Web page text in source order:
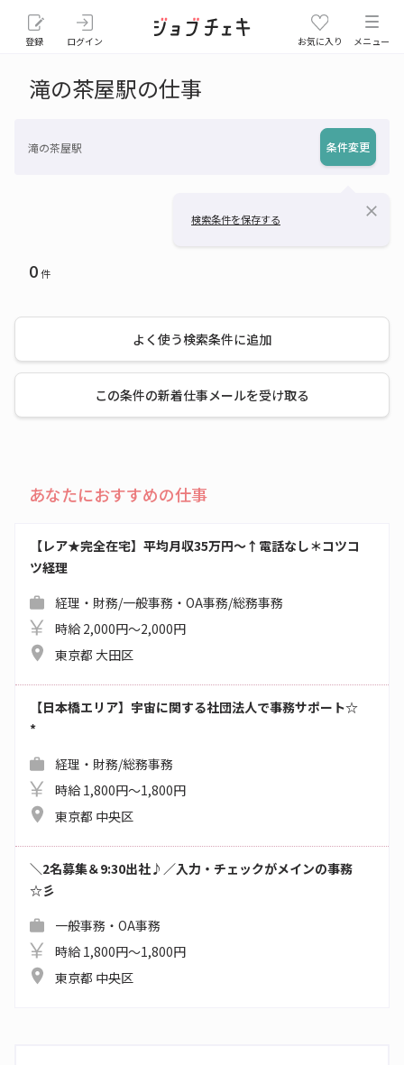
登録 ログイン お気に入り メニュー
滝の茶屋駅の仕事
滝の茶屋駅 条件変更
検索条件を保存する close
0件
よく使う検索条件に追加
この条件の新着仕事メールを受け取る
あなたにおすすめの仕事
【レア★完全在宅】平均月収35万円～↑電話なし＊コツコ
ツ経理
経理・財務/一般事務・OA事務/総務事務
時給 2,000円～2,000円
東京都 大田区
【日本橋エリア】宇宙に関する社団法人で事務サポート☆
*
経理・財務/総務事務
時給 1,800円～1,800円
東京都 中央区
＼2名募集＆9:30出社♪／入力・チェックがメインの事務
☆彡
一般事務・OA事務
時給 1,800円～1,800円
東京都 中央区